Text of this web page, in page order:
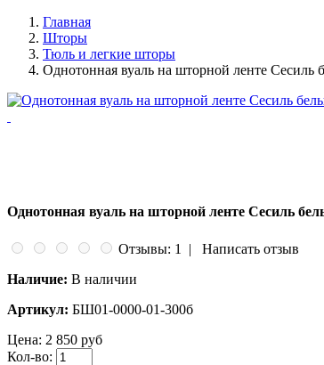
Главная
Шторы
Тюль и легкие шторы
Однотонная вуаль на шторной ленте Сесиль
Однотонная вуаль на шторной ленте Сесиль
Отзывы: 1 | Написать отзыв
Наличие: В наличии
Артикул: БШ01-0000-01-300б
Цена: 2 850 руб
Кол-во: